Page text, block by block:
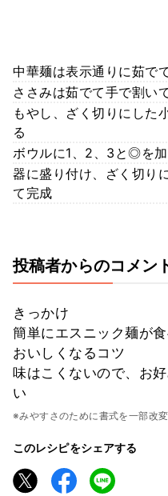
中華麺は表示通りに茹で
ささみは茹でて手で割い
もやし、ざく切りにした
る
ボウルに1、2、3と◎を
器に盛り付け、ざく切り
て完成
投稿者からのコメン
きっかけ
簡単にエスニック麺が
おいしくなるコツ
味はこくないので、お
い
※みやすさのために書式を一部改変
このレシピをシェアする